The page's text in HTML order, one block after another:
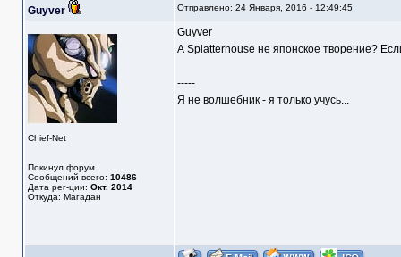
Guyver Отправлено: 24 Января, 2016 - 12:49:45
Chief-Net
Покинул форум
Сообщений всего: 10486
Дата рег-ции: Окт. 2014
Откуда: Магадан
Guyver
А Splatterhouse не японское творение?
-----
Я не волшебник - я только учусь...